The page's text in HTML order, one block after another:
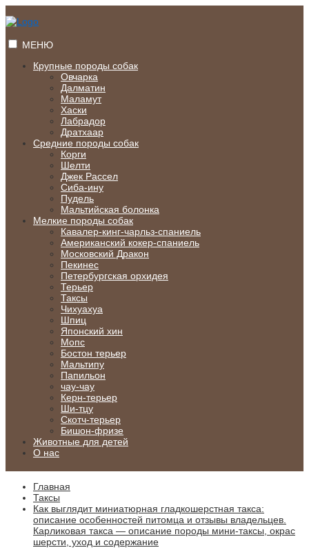
к
МЕНЮ
Крупные породы собак
Овчарка
Далматин
Маламут
Хаски
Лабрадор
Дратхаар
Средние породы собак
Корги
Шелти
Джек Рассел
Сиба-ину
Пудель
Мальтийская болонка
Мелкие породы собак
Кавалер-кинг-чарльз-спаниель
Американский кокер-спаниель
Московский Дракон
Пекинес
Петербургская орхидея
Терьер
Таксы
Чихуахуа
Шпиц
Японский хин
Мопс
Бостон терьер
Мальтипу
Папильон
чау-чау
Керн-терьер
Ши-тцу
Скотч-терьер
Бишон-фризе
Животные для детей
О нас
Главная
Таксы
Как выглядит миниатюрная гладкошерстная такса:
описание особенностей питомца и отзывы владельцев.
Карликовая такса — описание породы мини-таксы, окрас
шерсти, уход и содержание